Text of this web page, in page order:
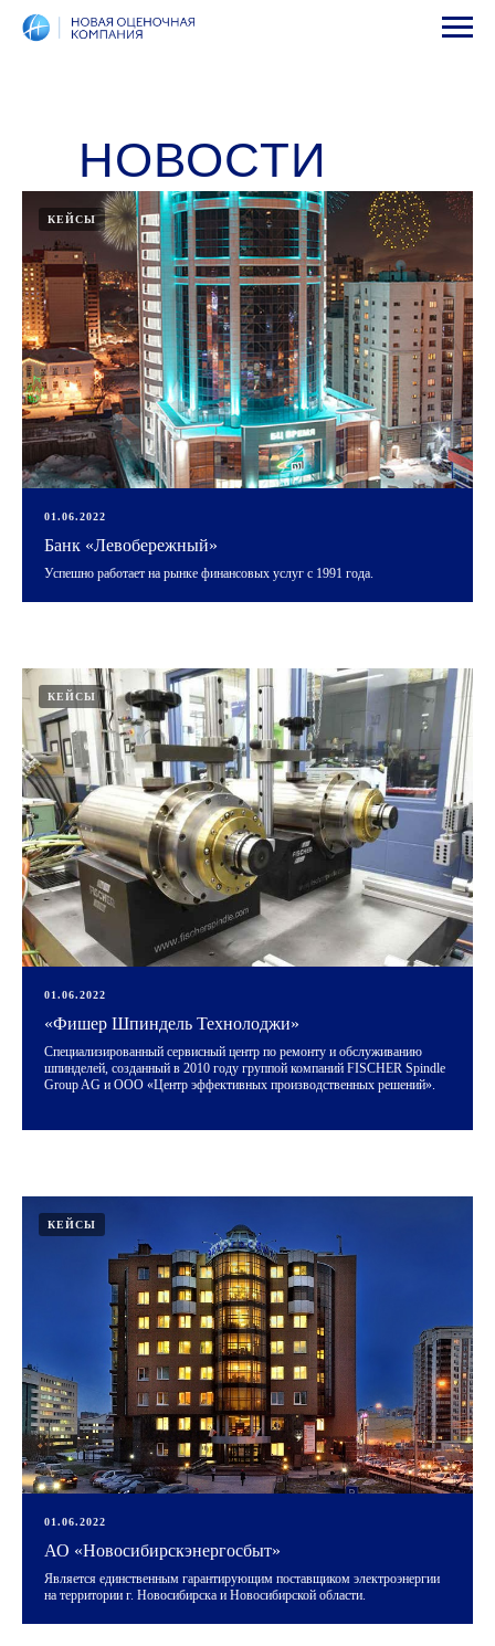
НОВОСТИ
КЕЙСЫ
01.06.2022
Банк «Левобережный»
Успешно работает на рынке финансовых услуг с 1991 года.
КЕЙСЫ
01.06.2022
«Фишер Шпиндель Технолоджи»
Специализированный сервисный центр по ремонту и обслуживанию
шпинделей, созданный в 2010 году группой компаний FISCHER Spindle
Group AG и ООО «Центр эффективных производственных решений».
КЕЙСЫ
01.06.2022
АО «Новосибирскэнергосбыт»
Является единственным гарантирующим поставщиком электроэнергии
на территории г. Новосибирска и Новосибирской области.